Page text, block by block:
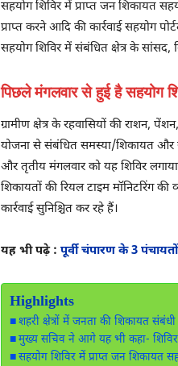
सहयोग शिविर में प्राप्त जन शिकायत
प्राप्त करने आदि की कार्रवाई सहयोग
सहयोग शिविर में संबंधित क्षेत्र के सांसद,
पिछले मंगलवार से हुई है सहयोग
ग्रामीण क्षेत्र के रहवासियों की राशन,
योजना से संबंधित समस्या/शिकायत और
और तृतीय मंगलवार को यह शिविर
शिकायतों की रियल टाइम मॉनिटरिंग
कार्रवाई सुनिश्चित कर रहे हैं।
यह भी पढ़े : पूर्वी चंपारण के 3
Highlights
शहरी क्षेत्रों में जनता की शिकायत
मुख्य सचिव ने आगे यह भी कहा- शिविर
सहयोग शिविर में प्राप्त जन शिकायत